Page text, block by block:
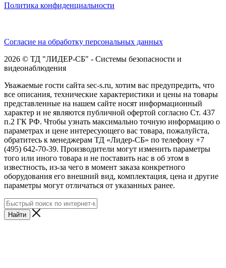
Политика конфиденциальности
Согласие на обработку персональных данных
2026 © ТД "ЛИДЕР-СБ" - Системы безопасности и
видеонаблюдения
Уважаемые гости сайта sec-s.ru, хотим вас предупредить, что
все описания, технические характеристики и цены на товары
представленные на нашем сайте носят информационный
характер и не являются публичной офертой согласно Ст. 437
п.2 ГК РФ. Чтобы узнать максимально точную информацию о
параметрах и цене интересующего вас товара, пожалуйста,
обратитесь к менеджерам ТД «Лидер-СБ» по телефону +7
(495) 642-70-39. Производители могут изменить параметры
того или иного товара и не поставить нас в об этом в
известность, из-за чего в момент заказа конкретного
оборудования его внешний вид, комплектация, цена и другие
параметры могут отличаться от указанных ранее.
Найти